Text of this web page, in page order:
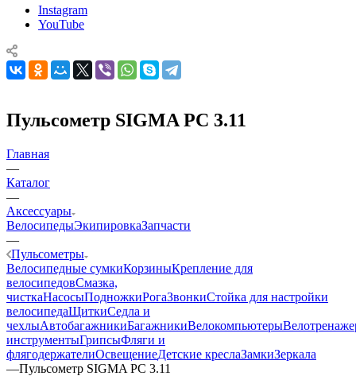
Instagram
YouTube
Пульсометр SIGMA PC 3.11
Главная
—
Каталог
—
Аксессуары
ВелосипедыЭкипировкаЗапчасти
—
Пульсометры
Велосипедные сумкиКорзиныКрепление для
велосипедовСмазка,
чисткаНасосыПодножкиРогаЗвонкиСтойка для настройки
велосипедаЩиткиСедла и
чехлыАвтобагажникиБагажникиВелокомпьютеры
инструментыГрипсыФляги и
флягодержателиОсвещениеДетские креслаЗамкиЗеркала
—Пульсометр SIGMA PC 3.11